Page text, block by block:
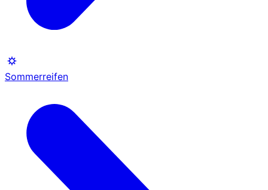
Sommerreifen